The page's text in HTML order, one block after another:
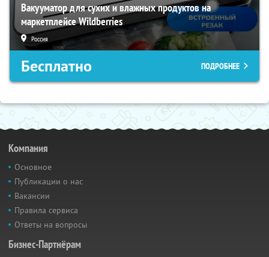
Вакууматор для сухих и влажных продуктов на
маркетплейсе Wildberries
Россия
Бесплатно ПОДРОБНЕЕ
Компания
Основное
Публикации о нас
Вакансии
Правила сервиса
Ответы на вопросы
Бизнес-Партнёрам